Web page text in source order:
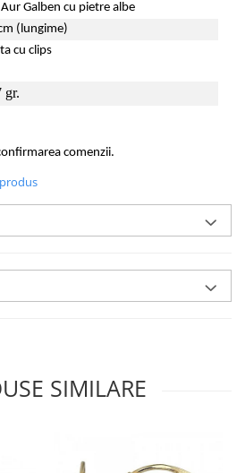
Galben cu pietre albe
(lungime)
cu clips
gr.
comenzii.
SIMILARE